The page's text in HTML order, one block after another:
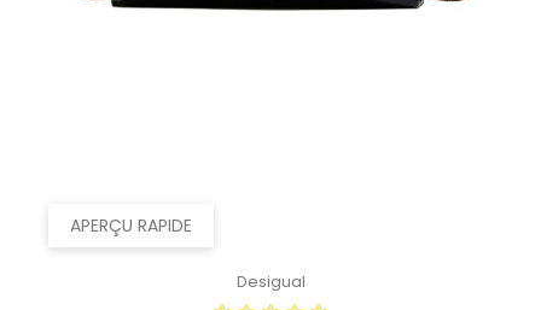
APERÇU RAPIDE
Desigual